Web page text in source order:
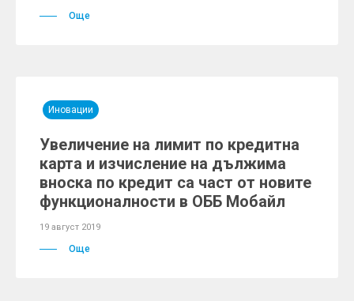
Още
Иновации
Увеличение на лимит по кредитна
карта и изчисление на дължима
вноска по кредит са част от новите
функционалности в ОББ Мобайл
19 август 2019
Още